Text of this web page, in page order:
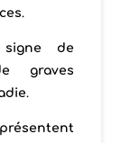
.
signe de
graves
.